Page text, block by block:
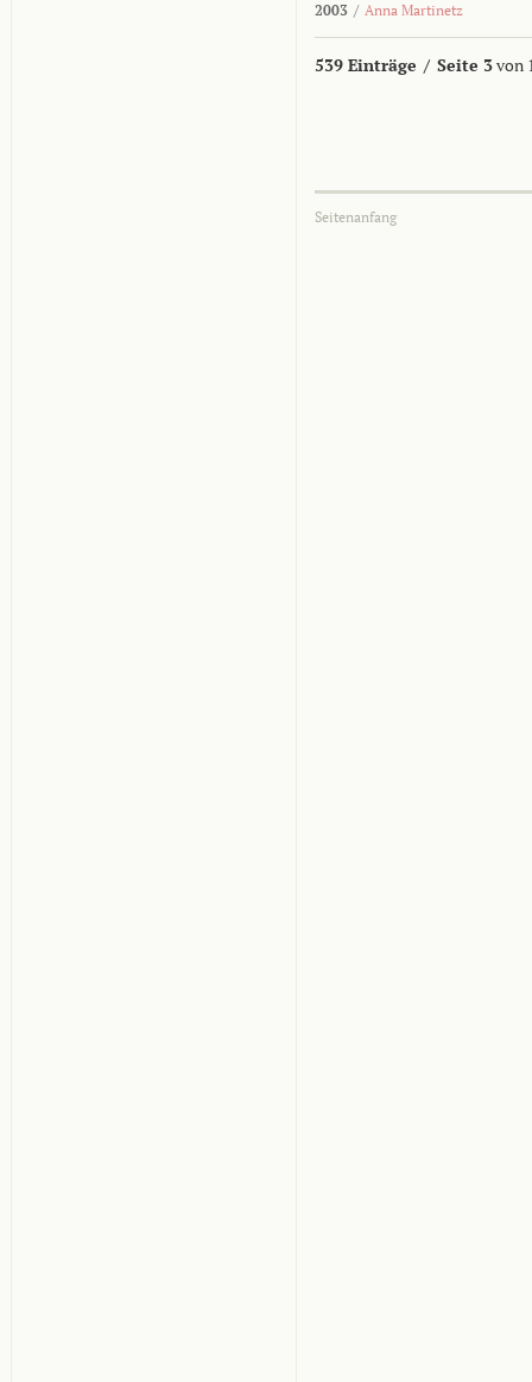
2003 / Anna Martinetz
539 Einträge / Seite 3von
Seitenanfang